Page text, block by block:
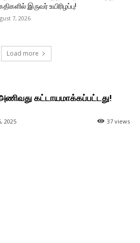
இருவர் உயிரிழப்பு!
7, 2026
Load more
கட்டாயமாக்கப்பட்டது!
37 views
2025